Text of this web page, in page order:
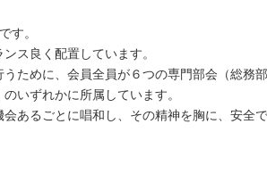
す。
ス良く配置しています。
ために、会員全員が６つの専門部会（総務
いずれかに所属しています。
あるごとに唱和し、その精神を胸に、安全